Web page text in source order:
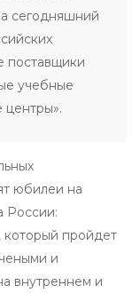
сегодняшний
поставщики
учебные
центры».
юбилеи на
России:
который пройдет
и
внутреннем и